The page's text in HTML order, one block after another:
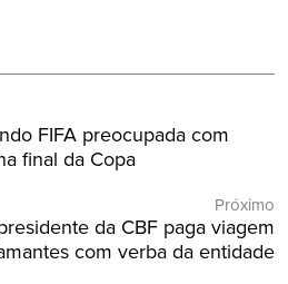
FIFA preocupada com
final da Copa
Próximo
da CBF paga viagem
com verba da entidade